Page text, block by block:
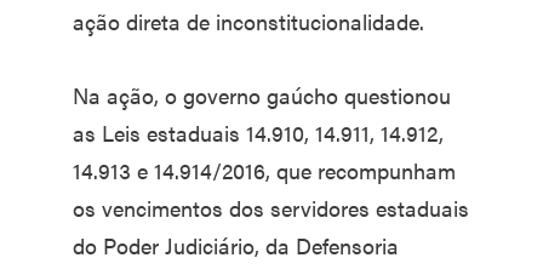
ação direta de inconstitucionalidade.
Na ação, o governo gaúcho questionou
as Leis estaduais 14.910, 14.911, 14.912,
14.913 e 14.914/2016, que recompunham
os vencimentos dos servidores estaduais
do Poder Judiciário, da Defensoria